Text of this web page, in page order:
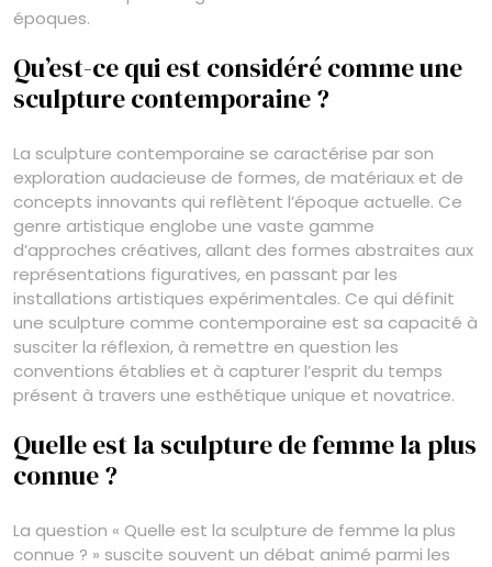
époques.
Qu’est-ce qui est considéré comme une
sculpture contemporaine ?
La sculpture contemporaine se caractérise par son
exploration audacieuse de formes, de matériaux et de
concepts innovants qui reflètent l’époque actuelle. Ce
genre artistique englobe une vaste gamme
d’approches créatives, allant des formes abstraites aux
représentations figuratives, en passant par les
installations artistiques expérimentales. Ce qui définit
une sculpture comme contemporaine est sa capacité à
susciter la réflexion, à remettre en question les
conventions établies et à capturer l’esprit du temps
présent à travers une esthétique unique et novatrice.
Quelle est la sculpture de femme la plus
connue ?
La question « Quelle est la sculpture de femme la plus
connue ? » suscite souvent un débat animé parmi les